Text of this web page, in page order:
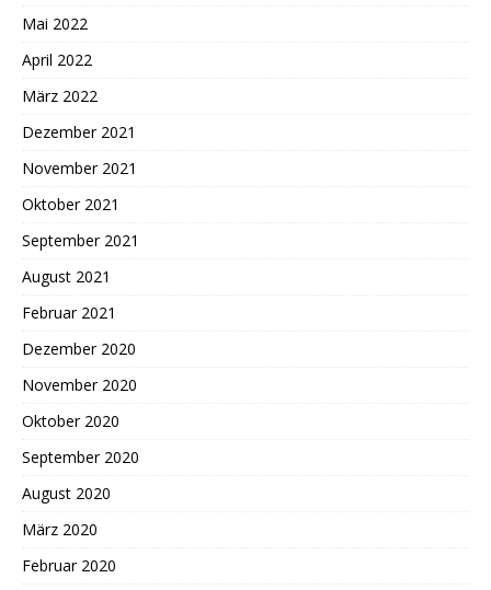
Mai 2022
April 2022
März 2022
Dezember 2021
November 2021
Oktober 2021
September 2021
August 2021
Februar 2021
Dezember 2020
November 2020
Oktober 2020
September 2020
August 2020
März 2020
Februar 2020